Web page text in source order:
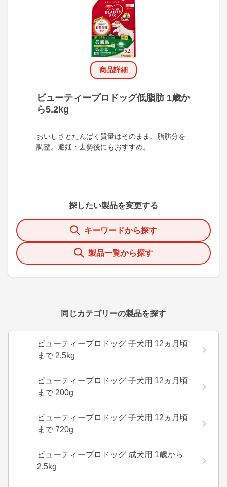
商品詳細
ビューティープロドッグ低脂肪 1歳か
ら5.2kg
おいしさとたんぱく質量はそのまま、脂肪分を
調整。避妊・去勢後にもおすすめ。
探したい製品を変更する
キーワードから探す
製品一覧から探す
同じカテゴリーの製品を探す
ビューティープロドッグ 子犬用 12ヵ月頃
まで 2.5kg
ビューティープロドッグ 子犬用 12ヵ月頃
まで 200g
ビューティープロドッグ 子犬用 12ヵ月頃
まで 720g
ビューティープロドッグ 成犬用 1歳から
2.5kg